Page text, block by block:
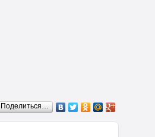
Поделиться…